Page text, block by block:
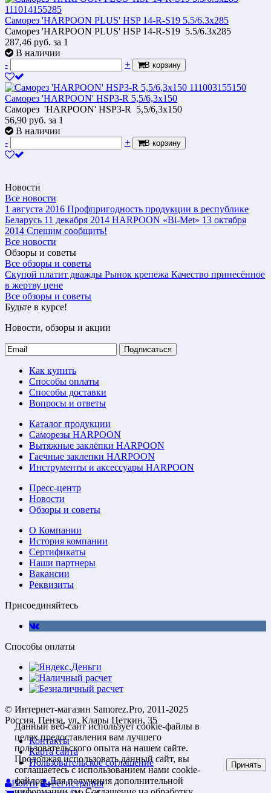
Саморез 'HARPOON PLUS' HSP 14-R-S19 5.5/6.3х285
Саморез 'HARPOON PLUS' HSP 14-R-S19 5.5/6.3х285
287,46 руб. за 1
В наличии
-
+ В корзину
Саморез 'HARPOON' HSP3-R 5,5/6,3x150
Саморез 'HARPOON' HSP3-R 5,5/6,3x150
56,90 руб. за 1
В наличии
-
+ В корзину
Новости
Все новости
1 августа 2016 Профпригодность продукции в республике
Беларусь 11 декабря 2014 HARPOON «Bi-Met» 13 октября
2014 Спешим сообщить!
Все новости
Обзоры и советы
Все обзоры и советы
Скупой платит дважды Рынок крепежа Качество принесённое
в жертву цене
Все обзоры и советы
Будьте в курсе!
Новости, обзоры и акции
Подписаться
Как купить
Способы оплаты
Способы доставки
Вопросы и ответы
Каталог продукции
Саморезы HARPOON
Вытяжные заклёпки HARPOON
Гаечные заклепки HARPOON
Инструменты и аксессуары HARPOON
Пресс-центр
Новости
Обзоры и советы
О Компании
История компании
Сертификаты
Наши партнеры
Вакансии
Реквизиты
Присоединяйтесь
Способы оплаты
© Интернет-магазин Samorez.Pro, 2011-2025
Россия, Пенза, ул. Клары Цеткин, 35
Контакты
Карта сайта
Пользовательское соглашение
Войти
Регистрация
Данный веб-сайт использует cookie-файлы в
целях предоставления вам лучшего
пользовательского опыта на нашем сайте.
Продолжая использовать данный сайт, вы
соглашаетесь с использованием нами cookie-
файлов. Для получения дополнительной
Принять